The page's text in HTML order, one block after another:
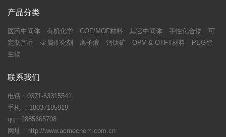
产品分类
医药中间体 有机化学 COF/MOF材料 其它中间体 手性化合物
可
定制产品
金属催化剂 离子液 钙钛矿 OPV & OTFT材料
PEG衍
生物
联系我们
电话：0371-63315541
手机 ：18037185919
qq：2885665708
网址：http://www.acmechem.com.cn